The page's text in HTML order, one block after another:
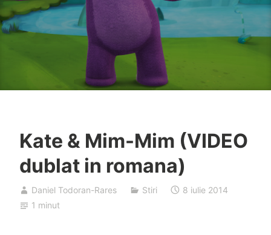
Kate & Mim-Mim (VIDEO
dublat in romana)
Daniel Todoran-Rares Stiri
8 iulie 2014
1 minut